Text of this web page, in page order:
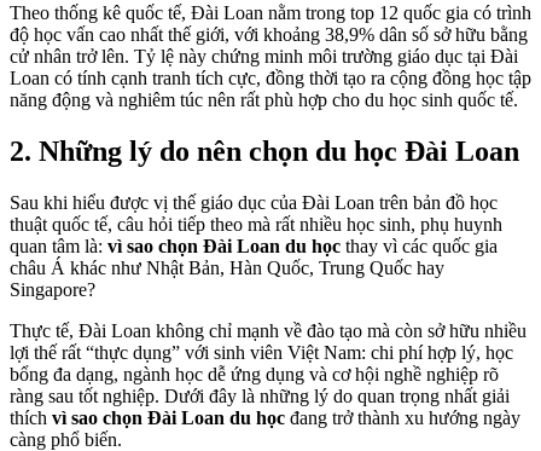
Theo thống kê quốc tế, Đài Loan nằm trong top 12 quốc gia có trình
độ học vấn cao nhất thế giới, với khoảng 38,9% dân số sở hữu bằng
cử nhân trở lên. Tỷ lệ này chứng minh môi trường giáo dục tại Đài
Loan có tính cạnh tranh tích cực, đồng thời tạo ra cộng đồng học tập
năng động và nghiêm túc nên rất phù hợp cho du học sinh quốc tế.
2. Những lý do nên chọn du học Đài Loan
Sau khi hiểu được vị thế giáo dục của Đài Loan trên bản đồ học
thuật quốc tế, câu hỏi tiếp theo mà rất nhiều học sinh, phụ huynh
quan tâm là: vì sao chọn Đài Loan du học thay vì các quốc gia
châu Á khác như Nhật Bản, Hàn Quốc, Trung Quốc hay
Singapore?
Thực tế, Đài Loan không chỉ mạnh về đào tạo mà còn sở hữu nhiều
lợi thế rất “thực dụng” với sinh viên Việt Nam: chi phí hợp lý, học
bổng đa dạng, ngành học dễ ứng dụng và cơ hội nghề nghiệp rõ
ràng sau tốt nghiệp. Dưới đây là những lý do quan trọng nhất giải
thích vì sao chọn Đài Loan du học đang trở thành xu hướng ngày
càng phổ biến.